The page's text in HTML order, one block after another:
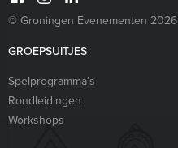
© Groningen Evenementen 2026
GROEPSUITJES
Spelprogramma’s
Rondleidingen
Workshops